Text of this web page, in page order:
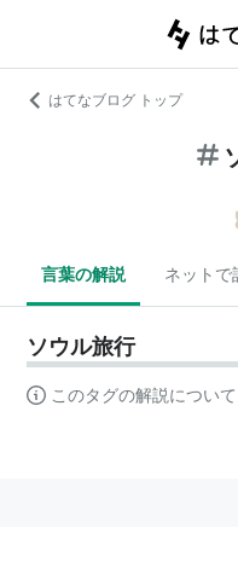
はてなブログ トップ
言葉の解説 ネットで
ソウル旅行
このタグの解説について